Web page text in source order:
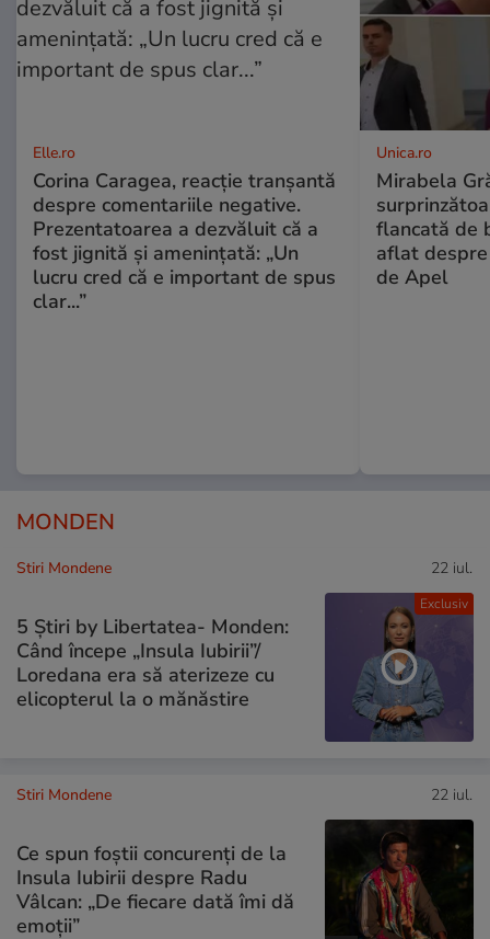
Elle.ro
Corina Caragea, reacție tranșantă
despre comentariile negative.
Prezentatoarea a dezvăluit că a
fost jignită și amenințată: „Un
lucru cred că e important de spus
clar...”
Unica.ro
Mirabela
flancată de
aflat
de Apel
MONDEN
Exclusiv
Stiri Mondene 22 iul.
5 Știri by Libertatea- Monden:
Când începe „Insula Iubirii”/
Loredana era să aterizeze cu
elicopterul la o mănăstire
Stiri Mondene 22 iul.
Ce spun foștii concurenți de la
Insula Iubirii despre Radu
Vâlcan: „De fiecare dată îmi dă
emoții”